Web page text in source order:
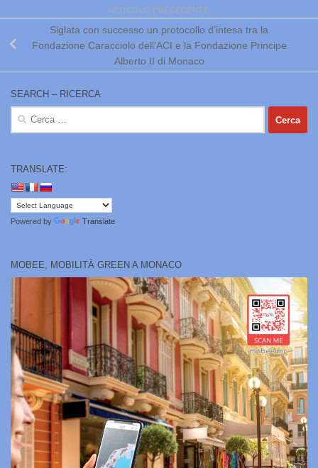
ARTICOLO PRECEDENTE
Siglata con successo un protocollo d’intesa tra la
Fondazione Caracciolo dell’ACI e la Fondazione Principe
Alberto II di Monaco
SEARCH – RICERCA
Ricerca
TRANSLATE:
Powered by Translate
MOBEE, MOBILITÀ GREEN A MONACO